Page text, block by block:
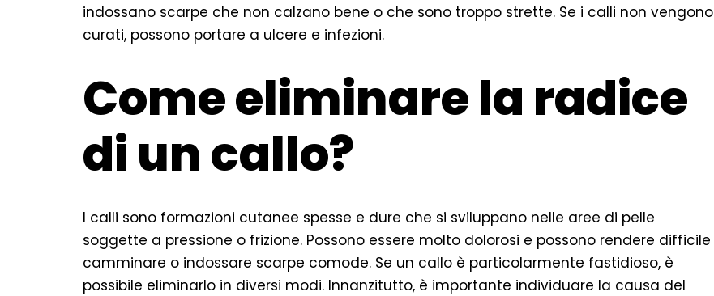
indossano scarpe che non calzano bene o che sono troppo strette. Se i calli non vengono
curati, possono portare a ulcere e infezioni.
Come eliminare la radice
di un callo?
I calli sono formazioni cutanee spesse e dure che si sviluppano nelle aree di pelle
soggette a pressione o frizione. Possono essere molto dolorosi e possono rendere difficile
camminare o indossare scarpe comode. Se un callo è particolarmente fastidioso, è
possibile eliminarlo in diversi modi. Innanzitutto, è importante individuare la causa del